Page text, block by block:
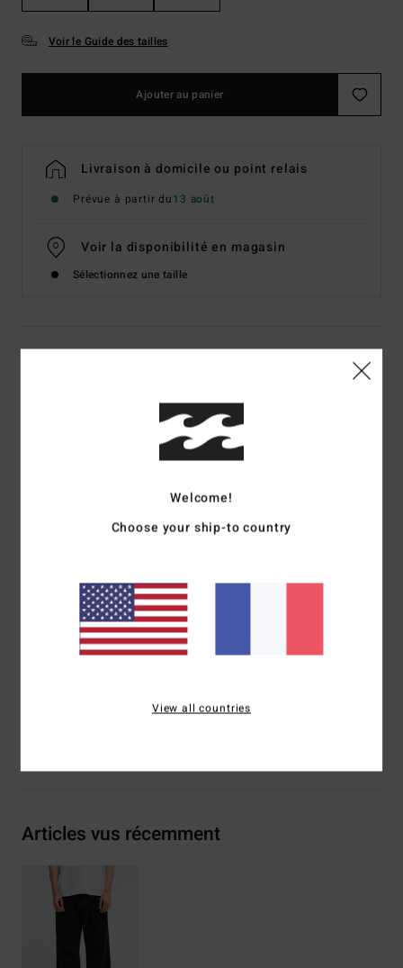
Voir le Guide des tailles
Ajouter au panier
Livraison à domicile ou point relais
Prévue à partir du13 août
Voir la disponibilité en magasin
Sélectionnez une taille
Details & caractéristiques
Code couleur
denim 13,5 oz
coupe baggy
Poches arrière passepoilées
Composition[Matière principale] 75% coton, 25% coton
Articles vus récemment
Welcome!
Choose your ship-to country
View all countries